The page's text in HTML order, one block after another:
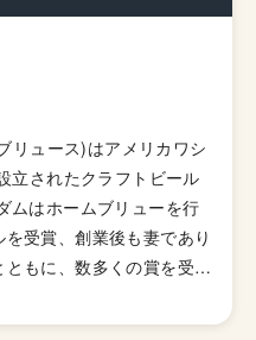
リュース)はアメリカワシ
立されたクラフトビール
受賞、創業後も妻であり
もに、数多くの賞を受賞